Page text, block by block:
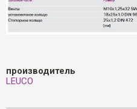
производитель
LEUCO